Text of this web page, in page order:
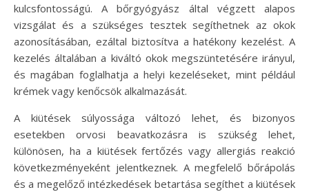
kulcsfontosságú. A bőrgyógyász által végzett alapos
vizsgálat és a szükséges tesztek segíthetnek az okok
azonosításában, ezáltal biztosítva a hatékony kezelést. A
kezelés általában a kiváltó okok megszüntetésére irányul,
és magában foglalhatja a helyi kezeléseket, mint például
krémek vagy kenőcsök alkalmazását.
A kiütések súlyossága változó lehet, és bizonyos
esetekben orvosi beavatkozásra is szükség lehet,
különösen, ha a kiütések fertőzés vagy allergiás reakció
következményeként jelentkeznek. A megfelelő bőrápolás
és a megelőző intézkedések betartása segíthet a kiütések